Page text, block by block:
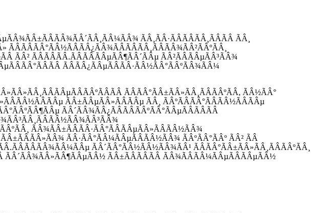
ÃÂ¸ÃÂ·ÃÂÃÂÃÂ¸ÃÂÃÂ ÃÂ¸
ÃÂÃÂÃÂ°ÃÂ½ÃÂÃÂ¿ÃÂ¾ÃÂÃÂÃÂ¸ÃÂÃÂ¾ÃÂ²ÃÂºÃÂ¸
ÃÂ² ÃÂÃÂÃÂ.ÃÂÃÂÃÂµÃÂ¶ÃÂ´ÃÂµ ÃÂ²ÃÂÃÂµÃÂ³ÃÂ¾
ÃÂÃÂ¿ÃÂµÃÂÃÂ·ÃÂ½ÃÂ°ÃÂºÃÂ¾ÃÂ¼
ÃÂÃÂ°ÃÂ±ÃÂ»ÃÂ¸ÃÂÃÂºÃÂ, ÃÂ½ÃÂ°
ÃÂ±ÃÂµÃÂ»ÃÂÃÂµ ÃÂ¸ ÃÂºÃÂÃÂ°ÃÂÃÂ½ÃÂÃÂµ
ÃÂ´ÃÂ¾ÃÂ¿ÃÂÃÂÃÂºÃÂ°ÃÂµÃÂÃÂÃÂ
ÃÂ¾ÃÂ±ÃÂÃÂ·ÃÂ°ÃÂÃÂµÃÂ»ÃÂÃÂ½ÃÂ¾
ÃÂ·ÃÂ°ÃÂ¼ÃÂµÃÂÃÂ½ÃÂ¾ ÃÂºÃÂ°ÃÂº ÃÂ² ÃÂ
ÃÂ´ÃÂ°ÃÂ½ÃÂ½ÃÂ¾ÃÂ¹ ÃÂÃÂ°ÃÂ±ÃÂ»ÃÂ¸ÃÂÃÂºÃÂ¸
ÃÂ´ÃÂ¾ÃÂ»ÃÂ¶ÃÂµÃÂ½ ÃÂ±ÃÂÃÂÃÂ ÃÂ¾ÃÂÃÂ¼ÃÂµÃÂÃÂµÃÂ½